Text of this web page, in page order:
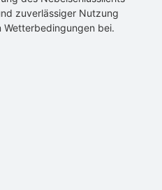
zuverlässiger Nutzung
Wetterbedingungen bei.